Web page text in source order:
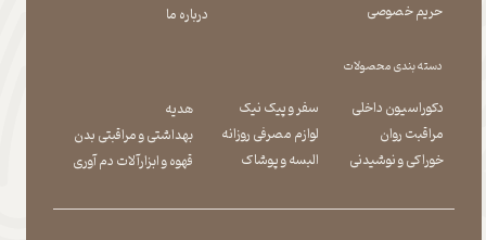
دسته بندی محصولات
حریم خصوصی
درباره ما
دکوراسیون داخلی
مراقبت روان
​​​​​​​خوراکی و نوشیدنی
سفر و پیک نیک
لوازم مصرفی روزانه
​​​​​​​البسه و پوشاک
هدیه
بهداشتی و مراقبتی بدن
​​​​​​​قهوه و ابزارآلات دم آوری